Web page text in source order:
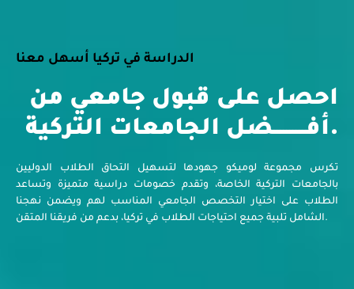
الدراسة في تركيا أسهل معنا
احصل على قبول جامعي من
أفــــــــــضل الجامعات التركية.
تكرس مجموعة لوميكو جهودها لتسهيل التحاق الطلاب الدوليين
بالجامعات التركية الخاصة، وتقدم خصومات دراسية متميزة وتساعد
الطلاب على اختيار التخصص الجامعي المناسب لهم ويضمن نهجنا
الشامل تلبية جميع احتياجات الطلاب في تركيا، بدعم من فريقنا المتقن.